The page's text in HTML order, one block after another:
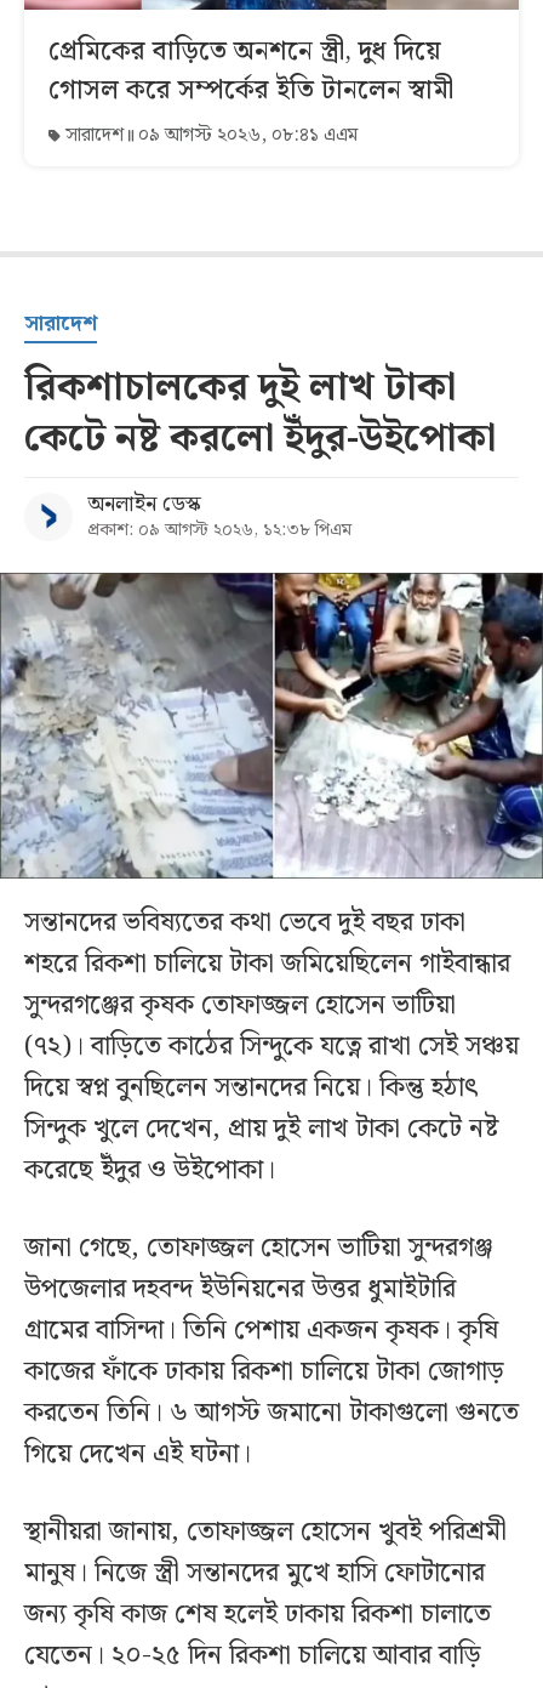
প্রেমিকের বাড়িতে অনশনে স্ত্রী, দুধ দিয়ে
গোসল করে সম্পর্কের ইতি টানলেন স্বামী
সারাদেশ ০৯ আগস্ট ২০২৬, ০৮:৪১ এএম
সারাদেশ
রিকশাচালকের দুই লাখ টাকা
কেটে নষ্ট করলো ইঁদুর-উইপোকা
অনলাইন ডেস্ক
প্রকাশ: ০৯ আগস্ট ২০২৬, ১২:৩৮ পিএম
সন্তানদের ভবিষ্যতের কথা ভেবে দুই বছর ঢাকা
শহরে রিকশা চালিয়ে টাকা জমিয়েছিলেন গাইবান্ধার
সুন্দরগঞ্জের কৃষক তোফাজ্জল হোসেন ভাটিয়া
(৭২)। বাড়িতে কাঠের সিন্দুকে যত্নে রাখা সেই সঞ্চয়
দিয়ে স্বপ্ন বুনছিলেন সন্তানদের নিয়ে। কিন্তু হঠাৎ
সিন্দুক খুলে দেখেন, প্রায় দুই লাখ টাকা কেটে নষ্ট
করেছে ইঁদুর ও উইপোকা।
জানা গেছে, তোফাজ্জল হোসেন ভাটিয়া সুন্দরগঞ্জ
উপজেলার দহবন্দ ইউনিয়নের উত্তর ধুমাইটারি
গ্রামের বাসিন্দা। তিনি পেশায় একজন কৃষক। কৃষি
কাজের ফাঁকে ঢাকায় রিকশা চালিয়ে টাকা জোগাড়
করতেন তিনি। ৬ আগস্ট জমানো টাকাগুলো গুনতে
গিয়ে দেখেন এই ঘটনা।
স্থানীয়রা জানায়, তোফাজ্জল হোসেন খুবই পরিশ্রমী
মানুষ। নিজে স্ত্রী সন্তানদের মুখে হাসি ফোটানোর
জন্য কৃষি কাজ শেষ হলেই ঢাকায় রিকশা চালাতে
যেতেন। ২০-২৫ দিন রিকশা চালিয়ে আবার বাড়ি